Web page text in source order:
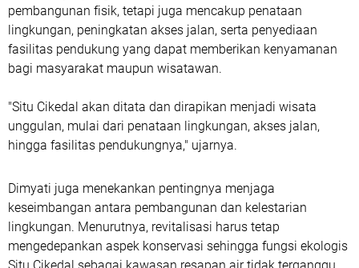
pembangunan fisik, tetapi juga mencakup penataan
lingkungan, peningkatan akses jalan, serta penyediaan
fasilitas pendukung yang dapat memberikan kenyamanan
bagi masyarakat maupun wisatawan.
"Situ Cikedal akan ditata dan dirapikan menjadi wisata
unggulan, mulai dari penataan lingkungan, akses jalan,
hingga fasilitas pendukungnya," ujarnya.
Dimyati juga menekankan pentingnya menjaga
keseimbangan antara pembangunan dan kelestarian
lingkungan. Menurutnya, revitalisasi harus tetap
mengedepankan aspek konservasi sehingga fungsi ekologis